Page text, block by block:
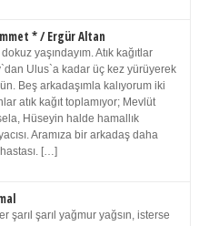
* / Ergür Altan
yaşındayım. Atık kağıtlar
Ulus`a kadar üç kez yürüyerek
Beş arkadaşımla kalıyorum iki
atık kağıt toplamıyor; Mevlüt
Hüseyin halde hamallık
Aramıza bir arkadaş daha
hastası. […]
şarıl şarıl yağmur yağsın, isterse